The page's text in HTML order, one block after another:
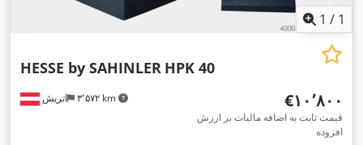
1 / 1
اتریش ۳٬۵۷۲ km
HESSE by SAHINLER HPK 40
‎€۱۰٬۸۰۰
قیمت ثابت به اضافه مالیات بر ارزش
افزوده